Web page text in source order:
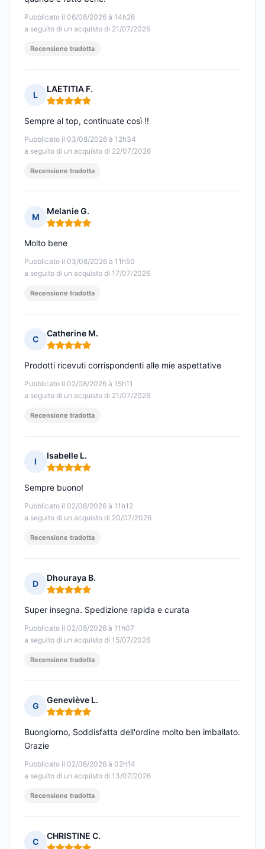
Pubblicato il 06/08/2026 à 14h26
a seguito di un acquisto di 21/07/2026
Recensione tradotta
L
LAETITIA F.
Nota: 5 su 5
Pubblicato il 03/08/2026 à 12h34
a seguito di un acquisto di 22/07/2026
Sempre al top, continuate così !!
Recensione tradotta
M
Melanie G.
Nota: 5 su 5
Pubblicato il 03/08/2026 à 11h50
a seguito di un acquisto di 17/07/2026
Molto bene
Recensione tradotta
C
Catherine M.
Nota: 5 su 5
Pubblicato il 02/08/2026 à 15h11
a seguito di un acquisto di 21/07/2026
Prodotti ricevuti corrispondenti alle mie aspettative
Recensione tradotta
I
Isabelle L.
Nota: 5 su 5
Pubblicato il 02/08/2026 à 11h12
a seguito di un acquisto di 20/07/2026
Sempre buono!
Recensione tradotta
D
Dhouraya B.
Nota: 5 su 5
Pubblicato il 02/08/2026 à 11h07
a seguito di un acquisto di 15/07/2026
Super insegna. Spedizione rapida e curata
Recensione tradotta
G
Geneviève L.
Nota: 5 su 5
Pubblicato il 02/08/2026 à 02h14
a seguito di un acquisto di 13/07/2026
Buongiorno, Soddisfatta dell'ordine molto ben imballato.
Grazie
Recensione tradotta
C
CHRISTINE C.